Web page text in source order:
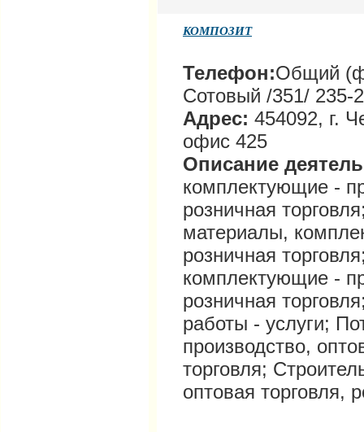
КОМПОЗИТ
Телефон:Общий
Сотовый /351/ 235-
Адрес: 454092, г.
офис 425
Описание
комплектующие -
розничная
материалы,
розничная
комплектующие -
розничная
работы - услуги;
производство,
торговля;
оптовая торговля,